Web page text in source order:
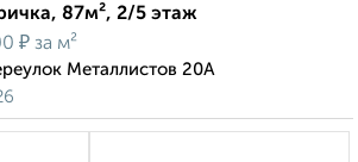
87м², 2/5 этаж
₽ за м²
Металлистов 20А